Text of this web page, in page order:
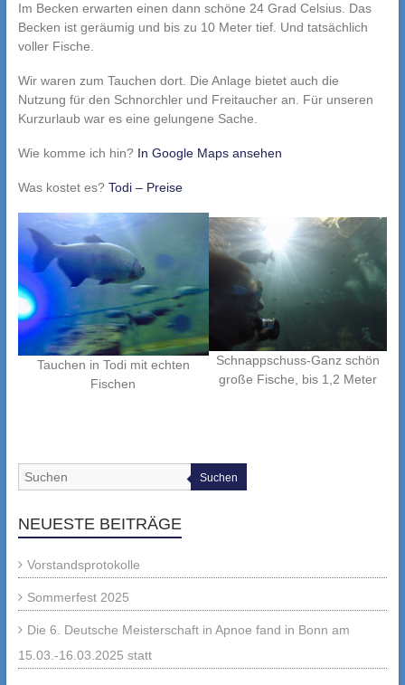
Im Becken erwarten einen dann schöne 24 Grad Celsius. Das
Becken ist geräumig und bis zu 10 Meter tief. Und tatsächlich
voller Fische.
Wir waren zum Tauchen dort. Die Anlage bietet auch die
Nutzung für den Schnorchler und Freitaucher an. Für unseren
Kurzurlaub war es eine gelungene Sache.
Wie komme ich hin? In Google Maps ansehen
Was kostet es? Todi – Preise
Tauchen in Todi mit echten
Fischen
Schnappschuss-Ganz schön
große Fische, bis 1,2 Meter
Suchen
NEUESTE BEITRÄGE
Vorstandsprotokolle
Sommerfest 2025
Die 6. Deutsche Meisterschaft in Apnoe fand in Bonn am
15.03.-16.03.2025 statt